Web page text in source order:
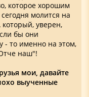
которое хорошим
молится на
уверен,
бы они
- то именно на этом,
наш"!
мои, давайте
выученные